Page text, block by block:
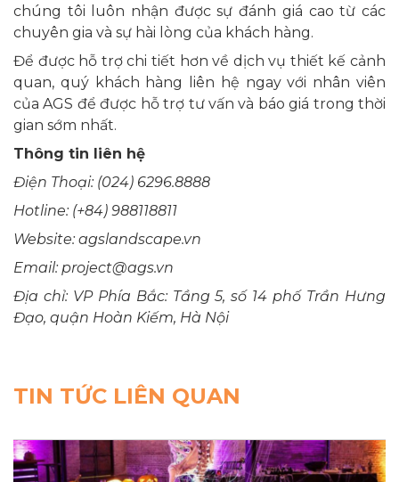
chúng tôi luôn nhận được sự đánh giá cao từ các
chuyên gia và sự hài lòng của khách hàng.
Để được hỗ trợ chi tiết hơn về dịch vụ thiết kế cảnh
quan, quý khách hàng liên hệ ngay với nhân viên
của AGS để được hỗ trợ tư vấn và báo giá trong thời
gian sớm nhất.
Thông tin liên hệ
Điện Thoại: (024) 6296.8888
Hotline: (+84) 988118811
Website: agslandscape.vn
Email: project@ags.vn
Địa chỉ: VP Phía Bắc: Tầng 5, số 14 phố Trần Hưng
Đạo, quận Hoàn Kiếm, Hà Nội
TIN TỨC LIÊN QUAN